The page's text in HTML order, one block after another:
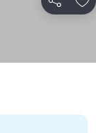
Partager
les prix